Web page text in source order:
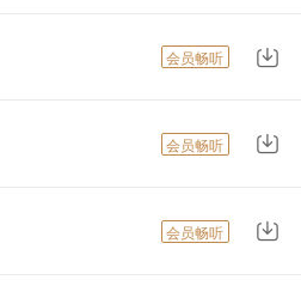
会员畅听
会员畅听
会员畅听